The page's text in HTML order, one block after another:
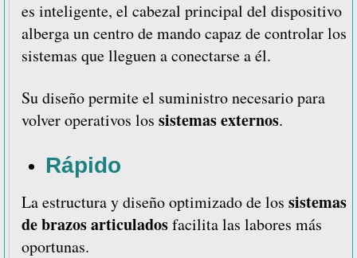
es inteligente, el cabezal principal del dispositivo
alberga un centro de mando capaz de controlar los
sistemas que lleguen a conectarse a él.
Su diseño permite el suministro necesario para
volver operativos los sistemas externos.
Rápido
La estructura y diseño optimizado de los sistemas
de brazos articuladosfacilita las labores más
oportunas.